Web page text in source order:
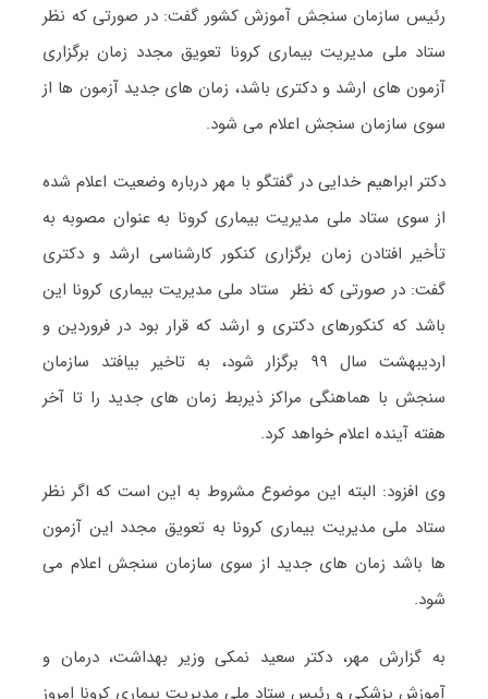
رئیس سازمان سنجش آموزش کشور گفت: در صورتی که نظر
ستاد ملی مدیریت بیماری کرونا تعویق مجدد زمان برگزاری
آزمون های ارشد و دکتری باشد، زمان های جدید آزمون ها از
سوی سازمان سنجش اعلام می شود.
دکتر ابراهیم خدایی در گفتگو با مهر درباره وضعیت اعلام شده
از سوی ستاد ملی مدیریت بیماری کرونا به عنوان مصوبه به
تأخیر افتادن زمان برگزاری کنکور کارشناسی ارشد و دکتری
گفت: در صورتی که نظر ستاد ملی مدیریت بیماری کرونا این
باشد که کنکورهای دکتری و ارشد که قرار بود در فروردین و
اردیبهشت سال ۹۹ برگزار شود، به تاخیر بیافتد سازمان
سنجش با هماهنگی مراکز ذیربط زمان های جدید را تا آخر
هفته آینده اعلام خواهد کرد.
وی افزود: البته این موضوع مشروط به این است که اگر نظر
ستاد ملی مدیریت بیماری کرونا به تعویق مجدد این آزمون
ها باشد زمان های جدید از سوی سازمان سنجش اعلام می
شود.
به گزارش مهر، دکتر سعید نمکی وزیر بهداشت، درمان و
آموزش پزشکی و رئیس ستاد ملی مدیریت بیماری کرونا امروز